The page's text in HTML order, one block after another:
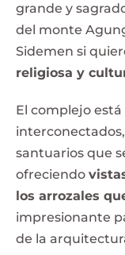
grande y
del monte
Sidemen si
religiosa y
El complejo
santuarios que
ofreciendo
los arrozales
impresionante
de la